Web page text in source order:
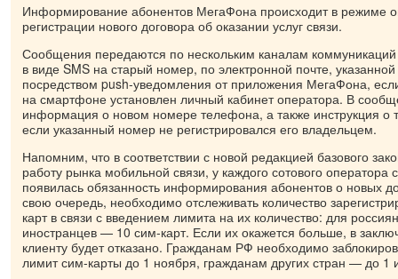
Информирование абонентов МегаФона происходит в режиме
регистрации нового договора об оказании услуг связи.
Сообщения передаются по нескольким каналам
в виде SMS на старый номер, по электронной почте,
посредством push‑уведомления от приложения МегаФона,
на смартфоне установлен личный кабинет оператора. В
информация о новом номере телефона, а также инструкция о
если указанный номер не регистрировался его владельцем.
Напомним, что в соответствии с новой редакцией базового
работу рынка мобильной связи, у каждого сотового оператора
появилась обязанность информирования абонентов о новых
свою очередь, необходимо отслеживать количество
карт в связи с введением лимита на их количество: для
иностранцев — 10 сим-карт. Если их окажется больше, в
клиенту будет отказано. Гражданам РФ необходимо
лимит сим-карты до 1 ноября, гражданам других стран — до 1